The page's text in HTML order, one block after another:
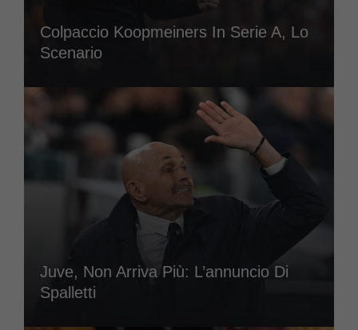
Colpaccio Koopmeiners In Serie A, Lo
Scenario
Juve, Non Arriva Più: L’annuncio Di
Spalletti